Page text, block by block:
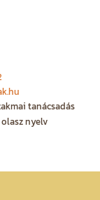
tanácsadás
nyelv